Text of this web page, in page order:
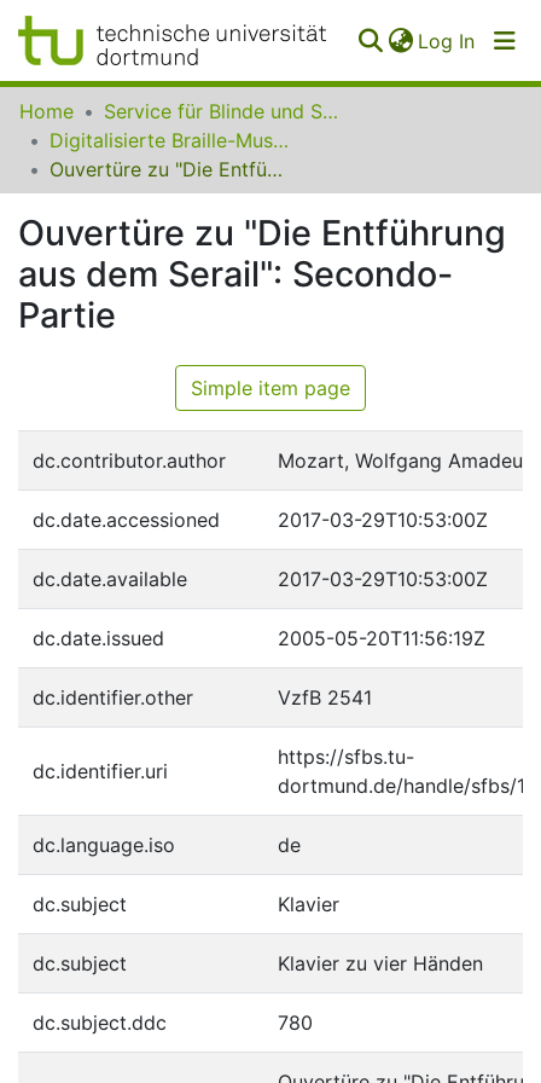
Log In
Communities
Collections
FAQ
Home
Service für Blinde und Sehbehinderte der UB Dortmund
Digitalisierte Braille-Musik-Matrizen des VzfB
Ouvertüre zu "Die Entführung aus dem Serail": Secondo-Partie
Ouvertüre zu "Die Entführung
aus dem Serail": Secondo-
Partie
Simple item page
dc.contributor.author Mozart, Wolfgang Amadeus
dc.date.accessioned 2017-03-29T10:53:00Z
dc.date.available 2017-03-29T10:53:00Z
dc.date.issued 2005-05-20T11:56:19Z
dc.identifier.other VzfB 2541
dc.identifier.uri
https://sfbs.tu-
dortmund.de/handle/sfbs/
dc.language.iso de
dc.subject Klavier
dc.subject Klavier zu vier Händen
dc.subject.ddc 780